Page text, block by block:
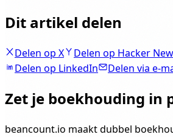
Dit artikel delen
Delen op X Delen op Hacker
Delen op LinkedIn
Delen via e-
Zet je boekhouding in
beancount.io maakt dubbel